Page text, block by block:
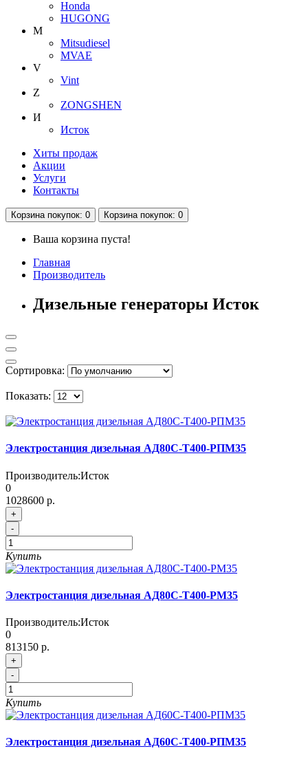
Honda
HUGONG
M
Mitsudiesel
MVAE
V
Vint
Z
ZONGSHEN
И
Исток
Хиты продаж
Акции
Услуги
Контакты
Корзинапокупок: 0 Корзинапокупок: 0
Ваша корзина пуста!
Главная
Производитель
Дизельные генераторы Исток
Сортировка:
Показать:
Электростанция дизельная АД80С-Т400-РПМ35
Производитель:Исток
0
1028600 р.
+
-
Купить
Электростанция дизельная АД80С-Т400-РМ35
Производитель:Исток
0
813150 р.
+
-
Купить
Электростанция дизельная АД60С-Т400-РПМ35